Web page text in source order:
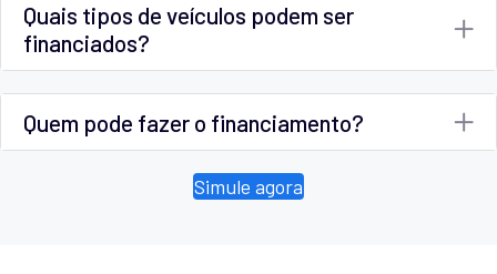
Quais tipos de veículos podem ser
financiados?
Quem pode fazer o financiamento?
Simule agora